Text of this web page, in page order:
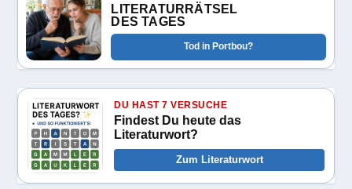
LITERATURRÄTSEL
DES TAGES
Tod in Portbou?
DU HAST 7 VERSUCHE
Findest Du heute das
Literaturwort?
Zum Literaturwort